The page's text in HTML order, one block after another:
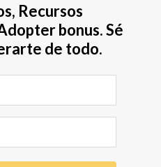
Recursos
bonus. Sé
de todo.